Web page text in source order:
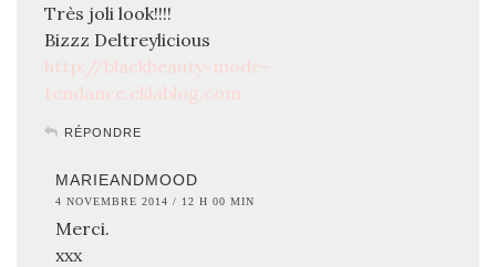
Très joli look!!!!
Bizzz Deltreylicious
http://blackbeauty-mode-
tendance.eklablog.com
RÉPONDRE
MARIEANDMOOD
4 NOVEMBRE 2014 / 12 H 00 MIN
Merci.
xxx